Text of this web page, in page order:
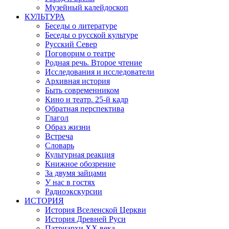
Музейный калейдоскоп
КУЛЬТУРА
Беседы о литературе
Беседы о русской культуре
Русский Север
Поговорим о театре
Родная речь. Второе чтение
Исследования и исследователи
Архивная история
Быть современником
Кино и театр. 25-й кадр
Обратная перспектива
Глагол
Образ жизни
Встреча
Словарь
Культурная реакция
Книжное обозрение
За двумя зайцами
У нас в гостях
Радиоэкскурсии
ИСТОРИЯ
История Вселенской Церкви
История Древней Руси